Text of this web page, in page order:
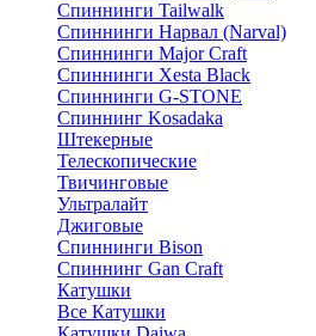
Спиннинги Tailwalk
Спиннинги Нарвал (Narval)
Спиннинги Major Craft
Спиннинги Xesta Black
Спиннинги G-STONE
Спиннинг Kosadaka
Штекерные
Телескопические
Твичинговые
Ультралайт
Джиговые
Спиннинги Bison
Спиннинг Gan Craft
Катушки
Все Катушки